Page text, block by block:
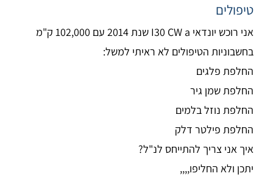
טיפולים
אני רוכש יונדאי I30 CW a שנת 2014 עם 102,000 ק"מ
בחשבוניות הטיפולים לא ראיתי למשל:
החלפת פלגים
החלפת שמן גיר
החלפת נוזל בלמים
החלפת פילטר דלק
איך אני צריך להתייחס לנ"ל?
יתכן ולא החליפו,,,,